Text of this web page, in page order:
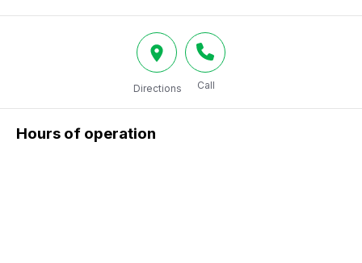
Directions Call
Hours of operation